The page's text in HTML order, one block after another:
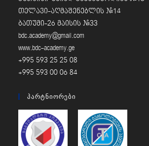
თელავი-აღმაშენებლის #14
ბათუმი-26 მაისის #33
bdc.academy@gmail.com
www.bdc-academy.ge
+995 593 25 25 08
+995 593 00 06 84
Პარტნიორები